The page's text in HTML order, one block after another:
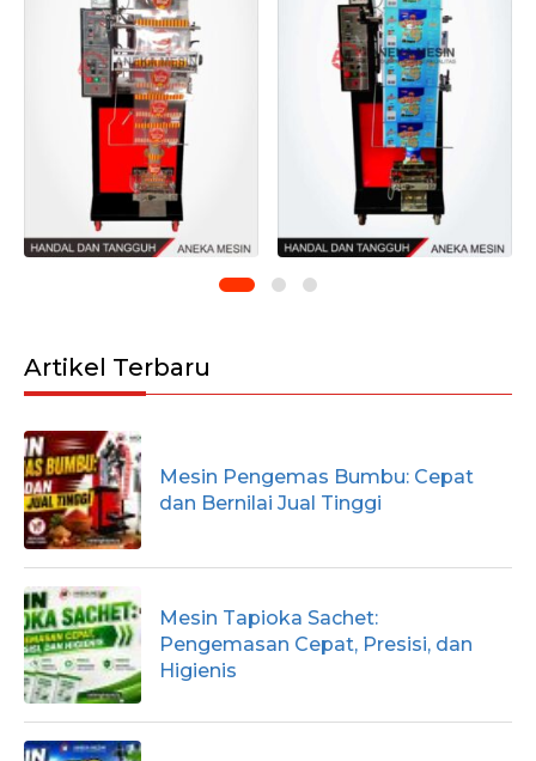
Artikel Terbaru
Mesin Pengemas Bumbu: Cepat
dan Bernilai Jual Tinggi
Mesin Tapioka Sachet:
Pengemasan Cepat, Presisi, dan
Higienis